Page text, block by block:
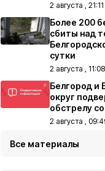
2 августа , 21:11
Более 200
сбиты над
сутки
2 августа , 11:08
Белгород и
округ
обстрелу
2 августа ,
Все материалы